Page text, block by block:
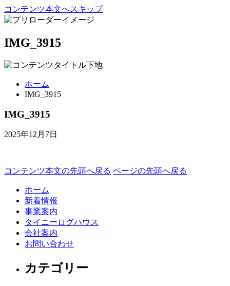
コンテンツ本文へスキップ
IMG_3915
ホーム
IMG_3915
IMG_3915
2025年12月7日
コンテンツ本文の先頭へ戻る ページの先頭へ戻る
ホーム
新着情報
事業案内
タイニーログハウス
会社案内
お問い合わせ
カテゴリー